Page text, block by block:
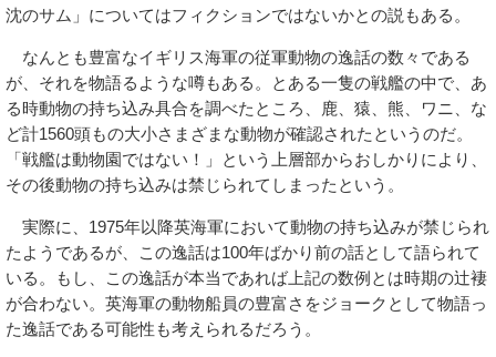
沈のサム」についてはフィクションではないかとの説もある。
なんとも豊富なイギリス海軍の従軍動物の逸話の数々である
が、それを物語るような噂もある。とある一隻の戦艦の中で、あ
る時動物の持ち込み具合を調べたところ、鹿、猿、熊、ワニ、な
ど計1560頭もの大小さまざまな動物が確認されたというのだ。
「戦艦は動物園ではない！」という上層部からおしかりにより、
その後動物の持ち込みは禁じられてしまったという。
実際に、1975年以降英海軍において動物の持ち込みが禁じられ
たようであるが、この逸話は100年ばかり前の話として語られて
いる。もし、この逸話が本当であれば上記の数例とは時期の辻褄
が合わない。英海軍の動物船員の豊富さをジョークとして物語っ
た逸話である可能性も考えられるだろう。